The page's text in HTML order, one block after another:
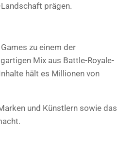
prägen.
zu einem der
Mix aus Battle-Royale-
hält es Millionen von
und Künstlern sowie das